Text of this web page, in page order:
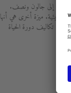
أرباع إلى جالون ونصف.
البيئية. ميزة أخرى هي أنها
تكاليف دورة الحياة